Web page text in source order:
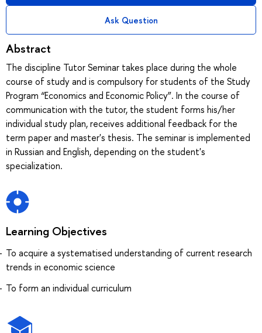
Ask Question
Abstract
The discipline Tutor Seminar takes place during the whole
course of study and is compulsory for students of the Study
Program “Economics and Economic Policy”. In the course of
communication with the tutor, the student forms his/her
individual study plan, receives additional feedback for the
term paper and master's thesis. The seminar is implemented
in Russian and English, depending on the student's
specialization.
Learning Objectives
To acquire a systematised understanding of current research
trends in economic science
To form an individual curriculum